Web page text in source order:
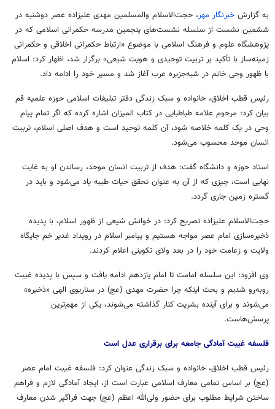
به گزارش خبرنگار مهر، حجت‌الاسلام والمسلمین مهدی علیزاده عصر دوشنبه در
ششمین نشست از سلسله نشست‌های پنجمین مدرسه حکمرانی اسلامی که در
پژوهشگاه علوم و فرهنگ اسلامی با موضوع «ارتباط حکمرانی اخلاقی و حکمرانی
زمینه‌ساز با تأکید بر تربیت توحیدی و هویت شیعی» برگزار شد، اظهار کرد: اسلام
با ظهور وحی خاتم در شبه‌جزیره عرب آغاز شد و مسیر خود را ادامه داد.
رئیس قطب اخلاق، خانواده و سبک زندگی دفتر تبلیغات اسلامی حوزه علمیه قم
بیان کرد: مرحوم علامه طباطبایی در کتاب المیزان اشاره کرده که اگر تمام پیام
وحی در یک کلمه خلاصه شود، آن کلمه توحید است و هدف اصلی اسلام، تربیت
انسان موحد محسوب می‌شود.
استاد حوزه و دانشگاه گفت: هدف از تربیت انسان موحد، رساندن او به غایت
نهایی است، چیزی که از آن به عنوان تحقق حیات طیبه یاد می‌شود و باید در
گستره زمین جاری گردد.
حجت‌الاسلام علیزاده تصریح کرد: در خوانش شیعی از ظهور اسلام، با پدیده
ذخیره‌سازی امام عصر مواجه هستیم و پیامبر اسلام در رویداد غدیر خم جایگاه
ولایت و زعامت خود را در بعد ولای تکوینی اعلام کردند.
وی افزود: این سلسله امامت تا امام یازدهم ادامه یافت و سپس با پدیده غیبت
روبه‌رو شدیم و بحث اینکه چرا حضرت مهدی (عج) در سناریوی الهی «ذخیره»
می‌شوند و برای آینده بشریت کنار گذاشته می‌شوند، یکی از مهم‌ترین
پرسش‌هاست.
فلسفه غیبت آمادگی جامعه برای برقراری عدل است
رئیس قطب اخلاق، خانواده و سبک زندگی عنوان کرد: فلسفه غیبت امام عصر
(عج) بر اساس تمامی معارف اسلامی عبارت است از، ایجاد آمادگی لازم و فراهم
ساختن شرایط مطلوب برای حضور ولی‌الله اعظم (عج) جهت فراگیر شدن معارف